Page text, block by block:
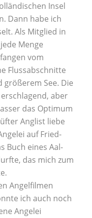
Insel
Dann habe ich
Als Mitglied in
Menge
vom
Flussabschnitte
größerem See. Die
aber
das Optimum
Anglist liebe
auf Fried-
Buch eines Aal-
das mich zum
Angelfilmen
ich auch noch
Angelei